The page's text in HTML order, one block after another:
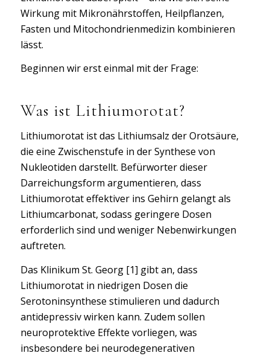
Wirkung mit Mikronährstoffen, Heilpflanzen,
Fasten und Mitochondrienmedizin kombinieren
lässt.
Beginnen wir erst einmal mit der Frage:
Was ist Lithiumorotat?
Lithiumorotat ist das Lithiumsalz der Orotsäure,
die eine Zwischenstufe in der Synthese von
Nukleotiden darstellt. Befürworter dieser
Darreichungsform argumentieren, dass
Lithiumorotat effektiver ins Gehirn gelangt als
Lithiumcarbonat, sodass geringere Dosen
erforderlich sind und weniger Nebenwirkungen
auftreten.
Das Klinikum St. Georg [1] gibt an, dass
Lithiumorotat in niedrigen Dosen die
Serotoninsynthese stimulieren und dadurch
antidepressiv wirken kann. Zudem sollen
neuroprotektive Effekte vorliegen, was
insbesondere bei neurodegenerativen